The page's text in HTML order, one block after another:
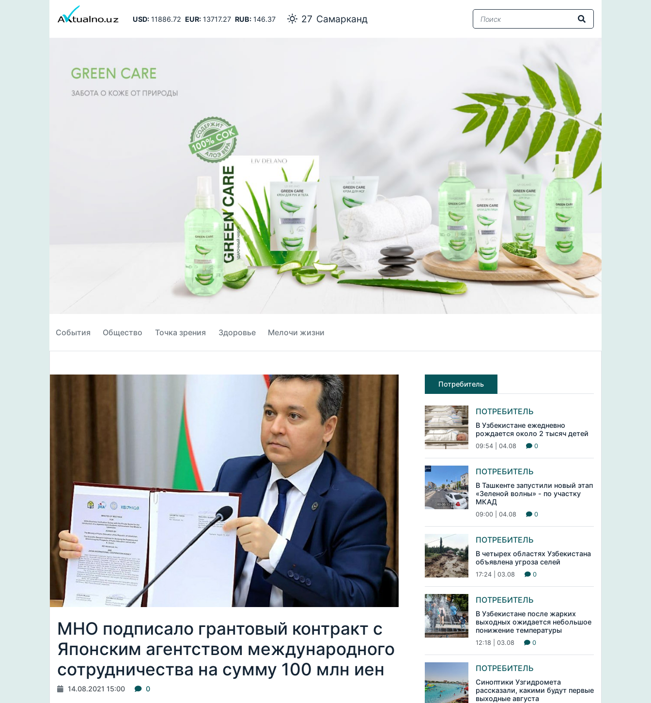
USD:11886.72 EUR:13717.27 RUB:146.37 27 Самарканд
События Общество Точка зрения Здоровье Мелочи жизни
МНО подписало грантовый контракт с
Японским агентством международного
сотрудничества на сумму 100 млн иен
14.08.2021 15:00 0
Потребитель
ПОТРЕБИТЕЛЬ
В Узбекистане ежедневно
рождается около 2 тысяч детей
09:54 | 04.08 0
ПОТРЕБИТЕЛЬ
В Ташкенте запустили новый этап
«Зеленой волны» - по участку
МКАД
09:00 | 04.08 0
ПОТРЕБИТЕЛЬ
В четырех областях Узбекистана
объявлена угроза селей
17:24 | 03.08 0
ПОТРЕБИТЕЛЬ
В Узбекистане после жарких
выходных ожидается небольшое
понижение температуры
12:18 | 03.08 0
ПОТРЕБИТЕЛЬ
Синоптики Узгидромета
рассказали, какими будут первые
выходные августа